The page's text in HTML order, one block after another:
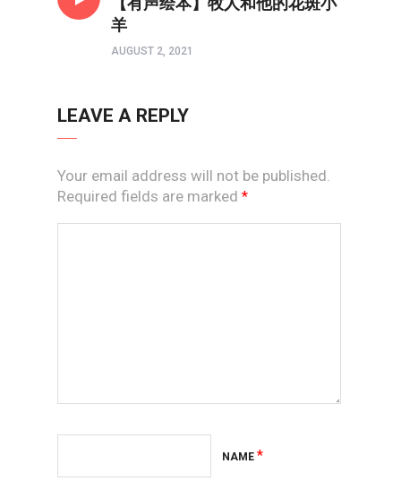
羊
AUGUST 2, 2021
LEAVE A REPLY
Your email address will not be published.
Required fields are marked *
NAME *